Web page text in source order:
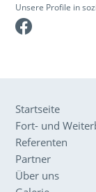
Unsere Profile in
Startseite
Fort- und
Referenten
Partner
Über uns